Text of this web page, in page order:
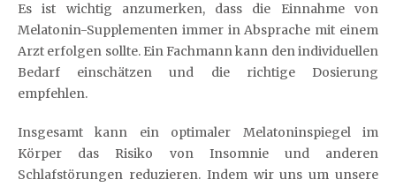
Es ist wichtig anzumerken, dass die Einnahme von
Melatonin-Supplementen immer in Absprache mit einem
Arzt erfolgen sollte. Ein Fachmann kann den individuellen
Bedarf einschätzen und die richtige Dosierung
empfehlen.
Insgesamt kann ein optimaler Melatoninspiegel im
Körper das Risiko von Insomnie und anderen
Schlafstörungen reduzieren. Indem wir uns um unsere